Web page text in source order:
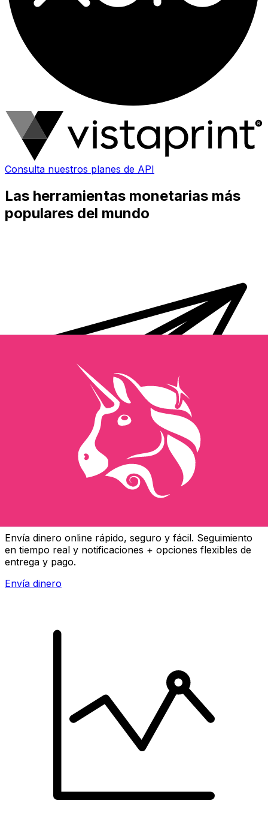
Consulta nuestros planes de API
Las herramientas monetarias más
populares del mundo
Envía dinero online rápido, seguro y fácil. Seguimiento
en tiempo real y notificaciones + opciones flexibles de
entrega y pago.
Envía dinero